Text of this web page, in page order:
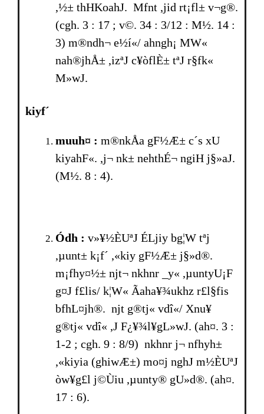
,½± thHKoahJ. Mfnt ,jid rt¡fl± v¬g®.
(cgh. 3 : 17 ; v©. 34 : 3/12 : M½. 14 :
3) m®ndh¬ e½í«/ ahngh¡ MW«
nah®jhÅ± ,izªJ c¥òflÈ± tªJ r§fk«
M»wJ.
kiyf´
muuh¤ : m®nkÅa gF½Æ± c´s xU
kiyahF«. ,j¬ nk± nehthÉ¬ ngiH j§»aJ.
(M½. 8 : 4).
Ódh­ : v»¥½ÈUªJ ÉLjiy bg¦W tªj
,µunt± k¡f´ ,«kiy gF½Æ± j§»d®.
m¡fhy¤½± njt¬ nkhnr _y« ,µuntyU¡F
g¤J f£lis/ k¦W« Ãaha¥¾ukhz r£l§fis
bfhL¤jh®. njt g®tj« vdî«/ Xnu¥
g®tj« vdî« ,J F¿¥¾l¥gL»wJ. (ah¤. 3 :
1-2 ; cgh. 9 : 8/9) nkhnr j¬ nfhyh±
,«kiyia (ghiwÆ±) mo¤j nghJ m½ÈUªJ
òw¥g£l j©Ùiu ,µunty® gU»d®. (ah¤.
17 : 6).